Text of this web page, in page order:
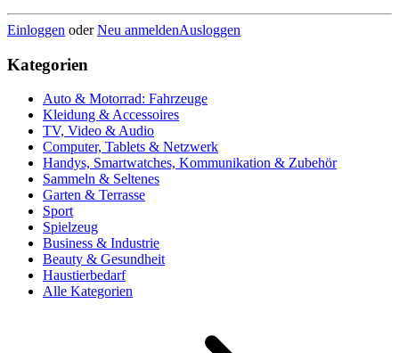
Einloggen oderNeu anmeldenAusloggen
Kategorien
Auto & Motorrad: Fahrzeuge
Kleidung & Accessoires
TV, Video & Audio
Computer, Tablets & Netzwerk
Handys, Smartwatches, Kommunikation & Zubehör
Sammeln & Seltenes
Garten & Terrasse
Sport
Spielzeug
Business & Industrie
Beauty & Gesundheit
Haustierbedarf
Alle Kategorien